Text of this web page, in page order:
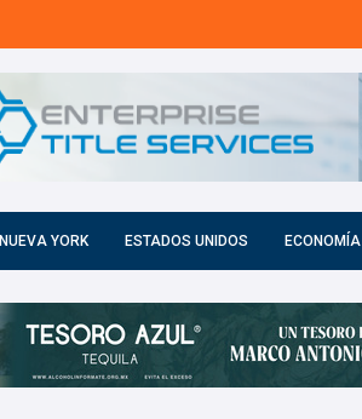
NUEVA YORK ESTADOS UNIDOS ECONOMÍA